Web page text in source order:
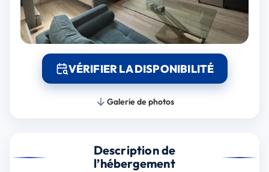
VÉRIFIER LA DISPONIBILITÉ
Galerie de photos
Description de
l’hébergement